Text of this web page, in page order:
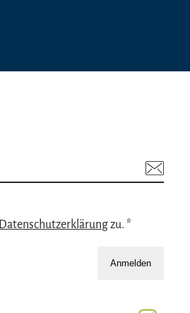
Datenschutzerklärungzu. *
Anmelden